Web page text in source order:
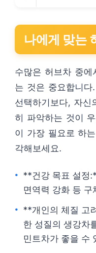
나에게 맞는
수많은 허브차 중
는 것은 중요합니
선택하기보다, 자
히 파악하는 것이
이 가장 필요로 하
각해보세요.
**건강 목표 설정
면역력 강화 등
**개인의 체질 고
한 성질의 생강차
민트차가 좋을 수